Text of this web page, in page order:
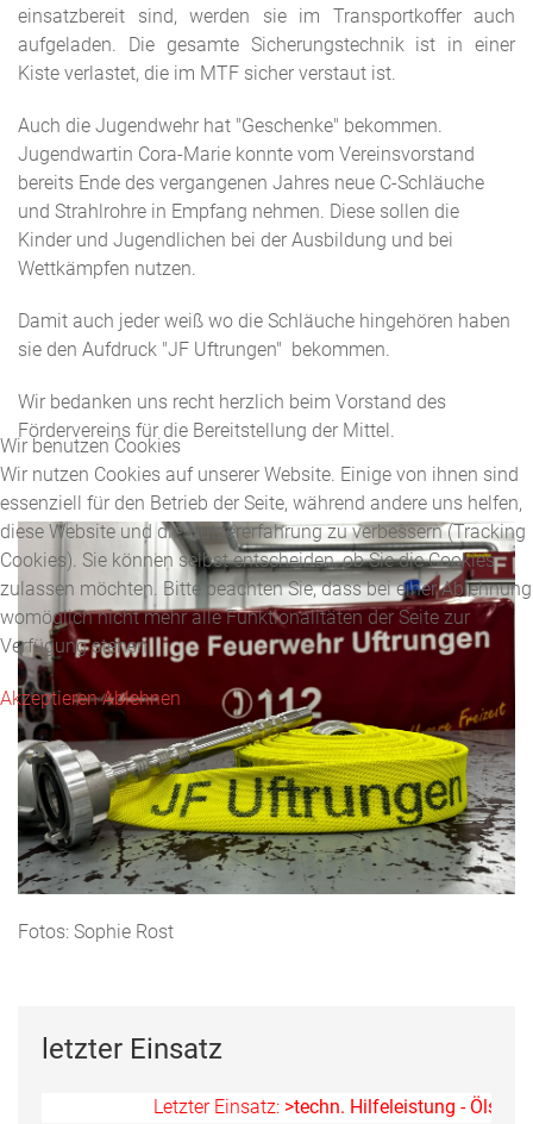
einsatzbereit sind, werden sie im Transportkoffer auch
aufgeladen. Die gesamte Sicherungstechnik ist in einer
Kiste verlastet, die im MTF sicher verstaut ist.
Auch die Jugendwehr hat "Geschenke" bekommen.
Jugendwartin Cora-Marie konnte vom Vereinsvorstand
bereits Ende des vergangenen Jahres neue C-Schläuche
und Strahlrohre in Empfang nehmen. Diese sollen die
Kinder und Jugendlichen bei der Ausbildung und bei
Wettkämpfen nutzen.
Damit auch jeder weiß wo die Schläuche hingehören haben
sie den Aufdruck "JF Uftrungen" bekommen.
Wir bedanken uns recht herzlich beim Vorstand des
Fördervereins für die Bereitstellung der Mittel.
Fotos: Sophie Rost
letzter Einsatz
Letzter Einsatz:>techn. Hilfeleistung - Ölspur<
Wir benutzen Cookies
Wir nutzen Cookies auf unserer Website. Einige von ihnen sind
essenziell für den Betrieb der Seite, während andere uns helfen,
diese Website und die Nutzererfahrung zu verbessern (Tracking
Cookies). Sie können selbst entscheiden, ob Sie die Cookies
zulassen möchten. Bitte beachten Sie, dass bei einer Ablehnung
womöglich nicht mehr alle Funktionalitäten der Seite zur
Verfügung stehen.
Akzeptieren Ablehnen